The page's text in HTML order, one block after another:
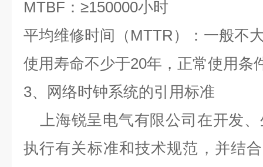
MTBF ： ≥150000小时
平均维修时间（ MTTR）：一般不
使用寿命不少于20年，正常使用条
3、网络时钟系统的引用标准
上海锐呈电气有限公司在开发
执行有关标准和技术规范，并结